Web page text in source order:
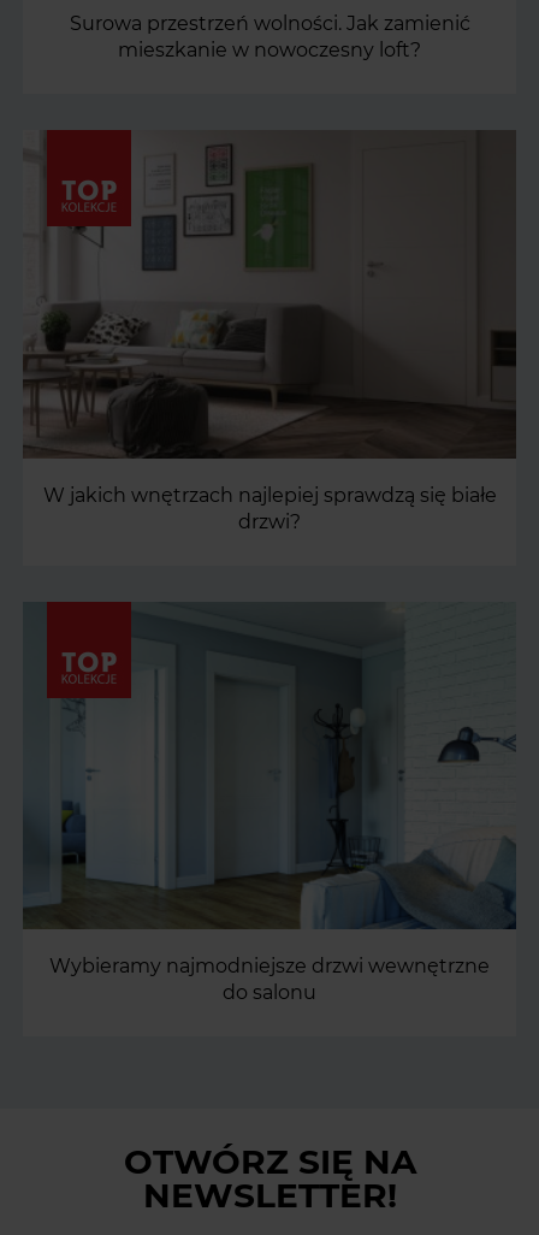
Surowa przestrzeń wolności. Jak zamienić
mieszkanie w nowoczesny loft?
W jakich wnętrzach najlepiej sprawdzą się białe
drzwi?
Wybieramy najmodniejsze drzwi wewnętrzne
do salonu
OTWÓRZ SIĘ NA
NEWSLETTER!